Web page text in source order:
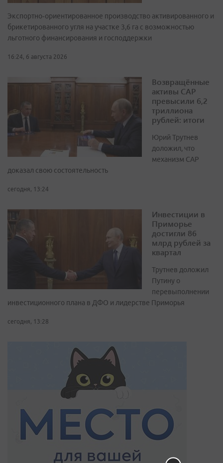
Экспортно‑ориентированное производство активированного и
брикетированного угля на участке 3,6 га с возможностью
льготного финансирования и господдержки
16:24, 6 августа 2026
Возвращённые
активы САР
превысили 6,2
триллиона
рублей: итоги
Юрий Трутнев
доложил, что
механизм САР
доказал свою состоятельность
сегодня, 13:24
Инвестиции в
Приморье
достигли 86
млрд рублей за
квартал
Трутнев доложил
Путину о
перевыполнении
инвестиционного плана в ДФО и лидерстве Приморья
сегодня, 13:28